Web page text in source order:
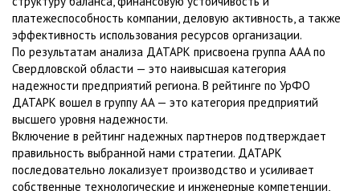
платежеспособность компании, деловую активность, а также
эффективность использования ресурсов организации.
По результатам анализа ДАТАРК присвоена группа AAA по
Свердловской области — это наивысшая категория
надежности предприятий региона. В рейтинге по УрФО
ДАТАРК вошел в группу AA — это категория предприятий
высшего уровня надежности.
Включение в рейтинг надежных партнеров подтверждает
правильность выбранной нами стратегии. ДАТАРК
последовательно локализует производство и усиливает
собственные технологические и инженерные компетенции,